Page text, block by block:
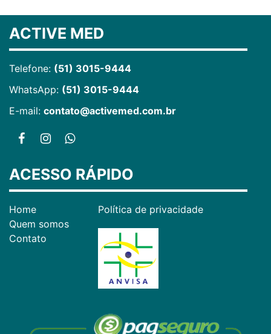
ACTIVE MED
Telefone: (51) 3015-9444
WhatsApp: (51) 3015-9444
E-mail: contato@activemed.com.br
ACESSO RÁPIDO
Home
Quem somos
Contato
Política de privacidade